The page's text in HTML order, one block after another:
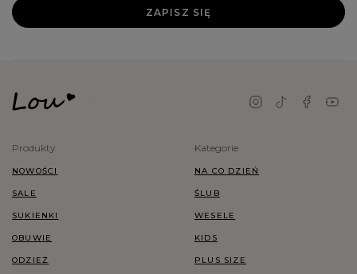
ZAPISZ SIĘ
Produkty
NOWOŚCI
SALE
SUKIENKI
OBUWIE
ODZIEŻ
Kategorie
NA CO DZIEŃ
ŚLUB
WESELE
KIDS
PLUS SIZE